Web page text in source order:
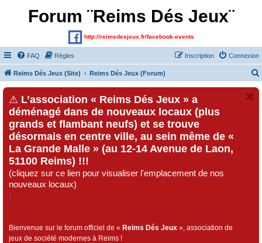
Forum ¨Reims Dés Jeux¨
http://reimsdesjeux.fr/facebook-events
FAQ Règles Connexion
Inscription
Reims Dés Jeux (Site) Reims Dés Jeux (Forum)
⚠ L’association « Reims Dés Jeux » a
déménagé dans de nouveaux locaux (plus
grands et flambant neufs) et se trouve
désormais en centre ville, au sein même de «
La Grande Malle » (au 12-14 Avenue de Laon,
51100 Reims) !!!
(cliquez sur ce lien pour visualiser l'emplacement de nos
nouveaux locaux)
)
Bienvenue sur le forum officiel de « Reims Dés Jeux », association de
jeux de société modernes à Reims !